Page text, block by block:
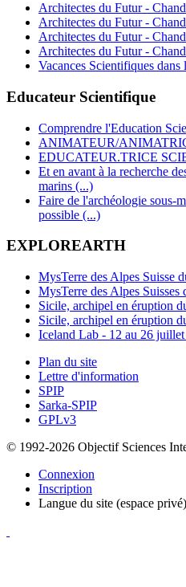
Architectes du Futur -
Architectes du Futur -
Architectes du Futur -
Architectes du Futur -
Vacances Scientifiques dans
Educateur Scientifique
Comprendre l'Education
ANIMATEUR/
EDUCATEUR.TRICE
Et en avant à la recherche
marins (...)
Faire de l'archéologie sous-
possible (...)
EXPLOREARTH
MysTerre des Alpes Suisse
MysTerre des Alpes
Sicile, archipel en éruption
Sicile, archipel en éruption
Iceland Lab - 12 au 26
Plan du site
Lettre d'information
SPIP
Sarka-SPIP
GPLv3
© 1992-2026 Objectif Sciences
Connexion
Inscription
Langue du site (espace privé)